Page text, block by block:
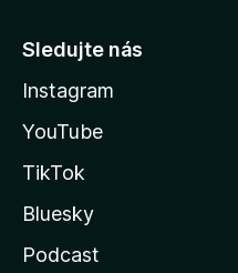
Sledujte nás
Instagram
YouTube
TikTok
Bluesky
Podcast